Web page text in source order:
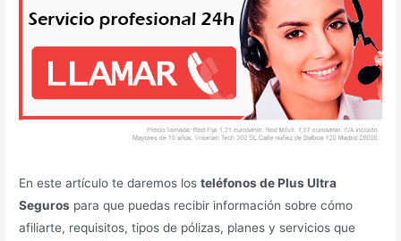
En este artículo te daremos losteléfonos de Plus Ultra
Seguros para que puedas recibir información sobre cómo
afiliarte, requisitos, tipos de pólizas, planes y servicios que